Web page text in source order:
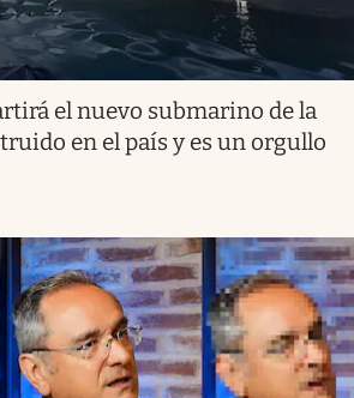
el nuevo submarino de la
en el país y es un orgullo